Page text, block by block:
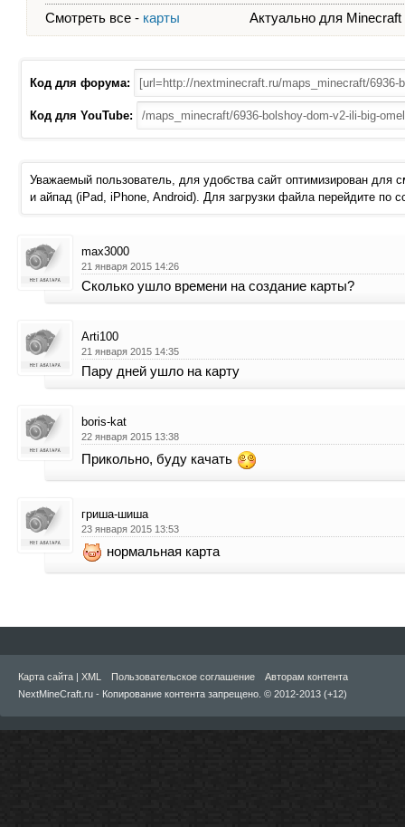
Смотреть все - карты Актуально для
Код для форума:
Код для YouTube:
Уважаемый пользователь, для удобства сайт оптимизирован для
и айпад (iPad, iPhone, Android). Для загрузки файла перейдите по
max3000
21 января 2015 14:26
Сколько ушло времени на создание карты?
Arti100
21 января 2015 14:35
Пару дней ушло на карту
boris-kat
22 января 2015 13:38
Прикольно, буду качать
гриша-шиша
23 января 2015 13:53
нормальная карта
Карта сайта XML Пользовательское соглашение
Авторам контента
NextMineCraft.ru - Копирование контента запрещено. © 2012-2013 (+12)